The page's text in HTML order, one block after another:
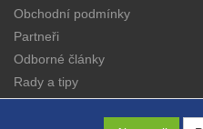
Obchodní podmínky
Partneři
Odborné články
Rady a tipy